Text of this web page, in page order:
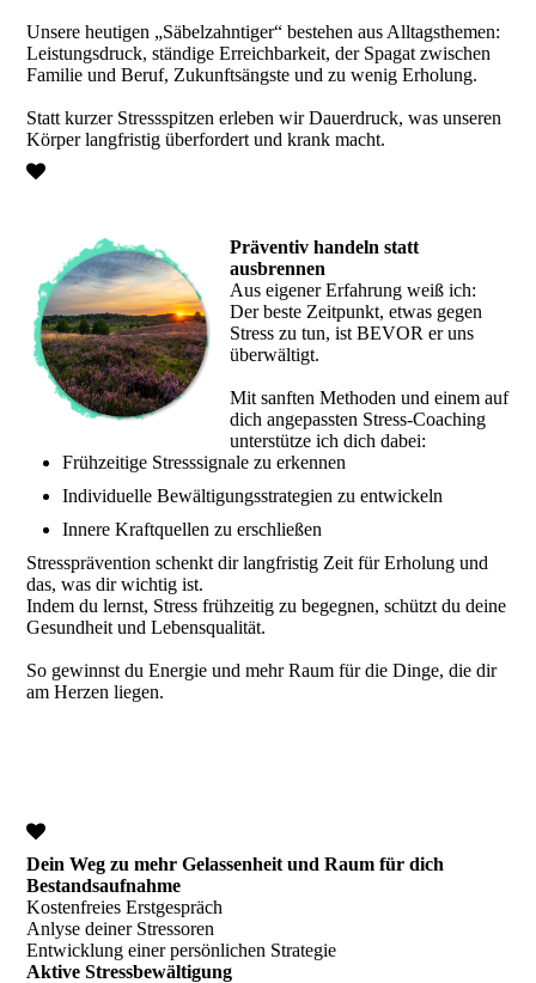
Unsere heutigen „Säbelzahntiger“ bestehen aus Alltagsthemen:
Leistungsdruck, ständige Erreichbarkeit, der Spagat zwischen
Familie und Beruf, Zukunftsängste und zu wenig Erholung.
Statt kurzer Stressspitzen erleben wir Dauerdruck, was unseren
Körper langfristig überfordert und krank macht.
Präventiv handeln statt
ausbrennen
Aus eigener Erfahrung weiß ich:
Der beste Zeitpunkt, etwas gegen
Stress zu tun, ist BEVOR er uns
überwältigt.
Mit sanften Methoden und einem auf
dich angepassten Stress-Coaching
unterstütze ich dich dabei:
Frühzeitige Stresssignale zu erkennen
Individuelle Bewältigungsstrategien zu entwickeln
Innere Kraftquellen zu erschließen
Stressprävention schenkt dir langfristig Zeit für Erholung und
das, was dir wichtig ist.
Indem du lernst, Stress frühzeitig zu begegnen, schützt du deine
Gesundheit und Lebensqualität.
So gewinnst du Energie und mehr Raum für die Dinge, die dir
am Herzen liegen.
Dein Weg zu mehr Gelassenheit und Raum für dich
Bestandsaufnahme
Kostenfreies Erstgespräch
Anlyse deiner Stressoren
Entwicklung einer persönlichen Strategie
Aktive Stressbewältigung